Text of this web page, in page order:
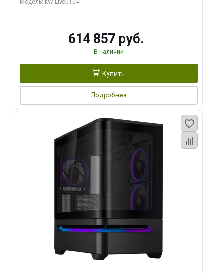
Модель: KW-Live0104
614 857 руб.
В наличии
Купить
Подробнее